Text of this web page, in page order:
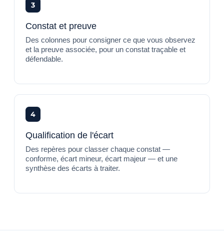
3
Constat et preuve
Des colonnes pour consigner ce que vous observez
et la preuve associée, pour un constat traçable et
défendable.
4
Qualification de l'écart
Des repères pour classer chaque constat —
conforme, écart mineur, écart majeur — et une
synthèse des écarts à traiter.